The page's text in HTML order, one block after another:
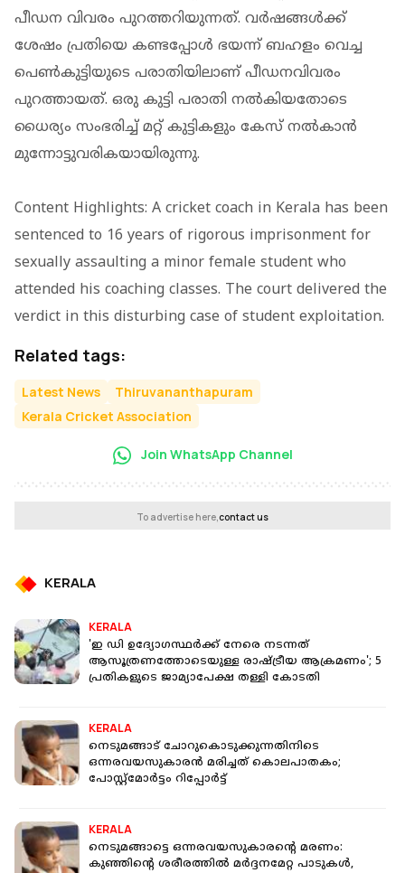
പീഡന വിവരം പുറത്തറിയുന്നത്. വർഷങ്ങൾക്ക്
ശേഷം പ്രതിയെ കണ്ടപ്പോൾ ഭയന്ന് ബഹളം വെച്ച
പെൺകുട്ടിയുടെ പരാതിയിലാണ് പീഡനവിവരം
പുറത്തായത്. ഒരു കുട്ടി പരാതി നൽകിയതോടെ
ധൈര്യം സംഭരിച്ച് മറ്റ് കുട്ടികളും കേസ് നൽകാൻ
മുന്നോട്ടുവരികയായിരുന്നു.
Content Highlights: A cricket coach in Kerala has been
sentenced to 16 years of rigorous imprisonment for
sexually assaulting a minor female student who
attended his coaching classes. The court delivered the
verdict in this disturbing case of student exploitation.
Related tags:
Latest News
Thiruvananthapuram
Kerala Cricket Association
Join WhatsApp Channel
To advertise here,contact us
KERALA
KERALA
'ഇ ഡി ഉദ്യോഗസ്ഥർക്ക് നേരെ നടന്നത്
ആസൂത്രണത്തോടെയുള്ള രാഷ്ട്രീയ ആക്രമണം'; 5
പ്രതികളുടെ ജാമ്യാപേക്ഷ തള്ളി കോടതി
KERALA
നെടുമങ്ങാട് ചോറുകൊടുക്കുന്നതിനിടെ
ഒന്നരവയസുകാരന്‍ മരിച്ചത് കൊലപാതകം;
പോസ്റ്റ്‌മോര്‍ട്ടം റിപ്പോര്‍ട്ട്
KERALA
നെടുമങ്ങാട്ടെ ഒന്നരവയസുകാരന്റെ മരണം:
കുഞ്ഞിന്റെ ശരീരത്തിൽ മർദ്ദനമേറ്റ പാടുകൾ,